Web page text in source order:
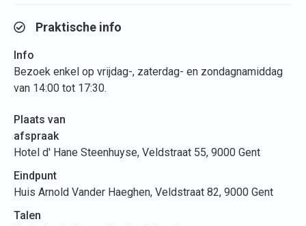
Praktische info
Info
Bezoek enkel op vrijdag-, zaterdag- en zondagnamiddag
van 14:00 tot 17:30.
Plaats van
afspraak
Hotel d' Hane Steenhuyse, Veldstraat 55, 9000 Gent
Eindpunt
Huis Arnold Vander Haeghen, Veldstraat 82, 9000 Gent
Talen